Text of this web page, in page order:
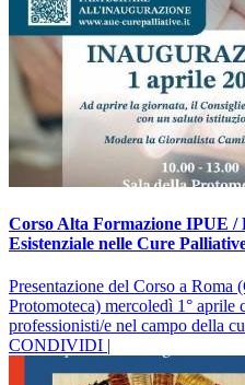
Corso Alta Formazione IPUE /
Esistenziale nelle Cure
Presentazione del Corso a Roma
Protomoteca) mercoledì 1° aprile
professionisti/e nel campo della
CONDIVIDI |